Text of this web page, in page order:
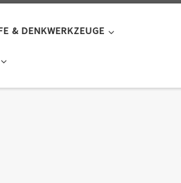
& DENKWERKZEUGE